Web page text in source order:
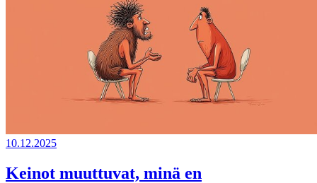
10.12.2025
Keinot muuttuvat, minä en